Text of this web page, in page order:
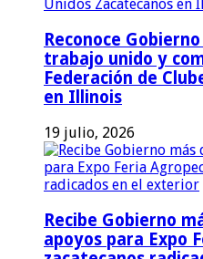
Reconoce
trabajo unido y
Federación de
en Illinois
19 julio, 2026
Recibe Gobierno
apoyos para Expo